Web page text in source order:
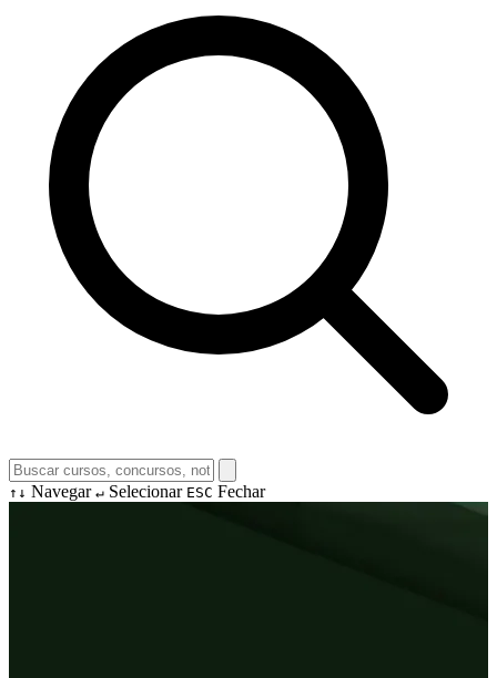
↑↓ Navegar ↵ Selecionar ESC Fechar